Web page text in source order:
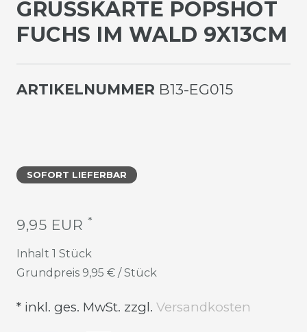
GRUSSKARTE POPSHOT F
UCHS IM WALD 9X13CM
ARTIKELNUMMER B13-EG015
SOFORT LIEFERBAR
9,95 EUR *
Inhalt 1 Stück
Grundpreis 9,95 € / Stück
* inkl. ges. MwSt. zzgl. Versandkosten